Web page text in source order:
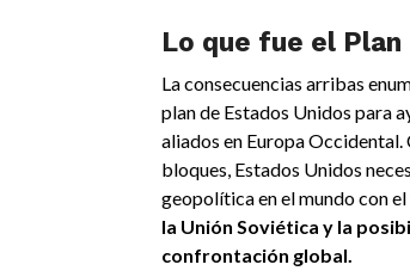
Lo que fue el Plan
La consecuencias arribas
plan de Estados Unidos para
aliados en Europa Occidental.
bloques, Estados Unidos
geopolítica en el mundo con
la Unión Soviética y la
confrontación global.